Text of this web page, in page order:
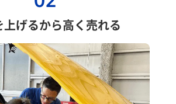
上げるから高く売れる